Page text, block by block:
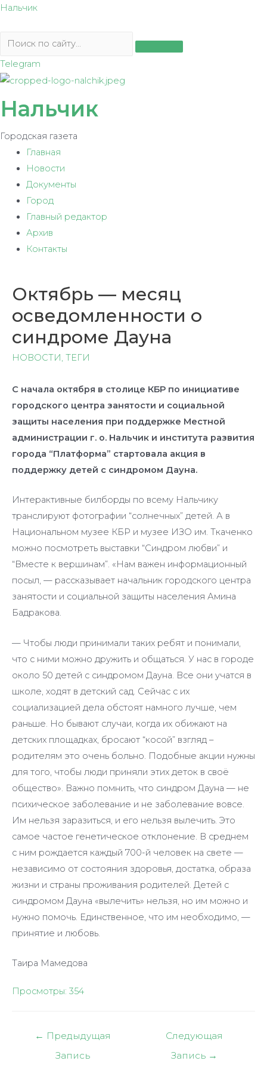
Перейти
содержимому
Нальчик
Telegram
Нальчик
Городская газета
Главная
Новости
Документы
Город
Главный редактор
Архив
Контакты
Октябрь — месяц
осведомленности о
синдроме Дауна
НОВОСТИ, ТЕГИ
С начала октября в столице КБР по инициативе
городского центра занятости и социальной
защиты населения при поддержке Местной
администрации г. о. Нальчик и института развития
города “Платформа” стартовала акция в
поддержку детей с синдромом Дауна.
Интерактивные билборды по всему Нальчику
транслируют фотографии “солнечных” детей. А в
Национальном музее КБР и музее ИЗО им. Ткаченко
можно посмотреть выставки “Синдром любви” и
“Вместе к вершинам”. «Нам важен информационный
посыл, — рассказывает начальник городского центра
занятости и социальной защиты населения Амина
Бадракова.
— Чтобы люди принимали таких ребят и понимали,
что с ними можно дружить и общаться. У нас в городе
около 50 детей с синдромом Дауна. Все они учатся в
школе, ходят в детский сад. Сейчас с их
социализацией дела обстоят намного лучше, чем
раньше. Но бывают случаи, когда их обижают на
детских площадках, бросают “косой” взгляд –
родителям это очень больно. Подобные акции нужны
для того, чтобы люди приняли этих деток в своё
общество». Важно помнить, что синдром Дауна — не
психическое заболевание и не заболевание вовсе.
Им нельзя заразиться, и его нельзя вылечить. Это
самое частое генетическое отклонение. В среднем
с ним рождается каждый 700-й человек на свете —
независимо от состояния здоровья, достатка, образа
жизни и страны проживания родителей. Детей с
синдромом Дауна «вылечить» нельзя, но им можно и
нужно помочь. Единственное, что им необходимо, —
принятие и любовь.
Таира Мамедова
Просмотры: 354
Навигация
← Предыдущая
Запись
Следующая
Запись →